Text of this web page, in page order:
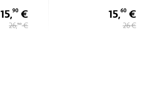
15,90 €
26,50€
15,60€
26 €